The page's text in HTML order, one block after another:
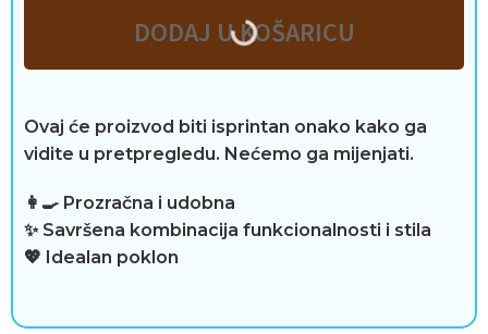
l
i
v
DODAJ U KOŠARICU
Ovaj će proizvod biti isprintan onako kako ga
vidite u pretpregledu. Nećemo ga mijenjati.
👩‍🍳 Prozračna i udobna
✨ Savršena kombinacija funkcionalnosti i stila
💖 Idealan poklon